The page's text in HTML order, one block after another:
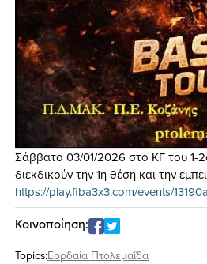
Σάββατο 03/01/2026 στο ΚΓ του 1-
διεκδικούν την 1η θέση και την
https://play.fiba3x3.com/events/
Κοινοποίηση:
Topics:Εορδαία Πτολεμαΐδα